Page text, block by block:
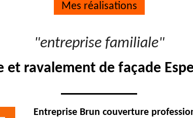
Mes réalisations
"entreprise familiale"
ravalement de façade
Entreprise Brun couverture